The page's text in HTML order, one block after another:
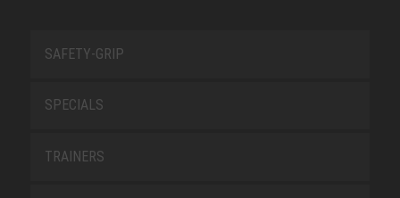
SAFETY-GRIP
SPECIALS
TRAINERS